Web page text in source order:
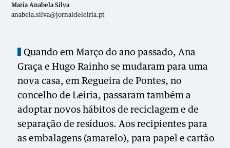
Maria Anabela Silva
anabela.silva@jornaldeleiria.pt
Quando em Março do ano passado, Ana
Graça e Hugo Rainho se mudaram para uma
nova casa, em Regueira de Pontes, no
concelho de Leiria, passaram também a
adoptar novos hábitos de reciclagem e de
separação de resíduos. Aos recipientes para
as embalagens (amarelo), para papel e cartão